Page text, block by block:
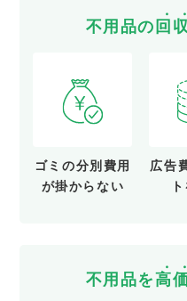
不用品の 回
ゴミの分別費用
が掛からない
広告
不用品を高